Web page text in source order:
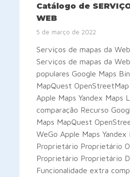
Catálogo de
WEB
5 de março de 2022
Serviços de mapas da
Serviços de mapas da
populares Google Maps
MapQuest
Apple Maps Yandex Maps
comparação Recurso
Maps MapQuest
WeGo Apple Maps Yandex
Proprietário Proprietário
Proprietário Proprietário
Funcionalidade extra